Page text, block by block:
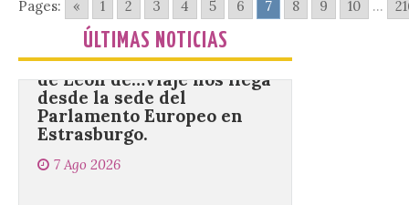
Pages: « 1 2 3 4 5 6 7 8 9 10 ...
ÚLTIMAS NOTICIAS
La decimoctava fotografía
de León de…viaje nos llega
desde la sede del
Parlamento Europeo en
Estrasburgo.
7 Ago 2026